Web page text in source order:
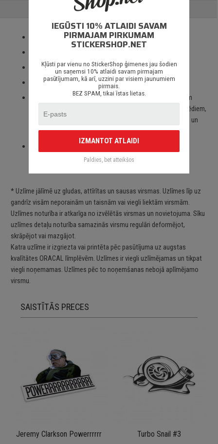
ATSAUKSMES
Izmantotas tikai augstas kvalitātes ORACAL līmplēves;
3 – 5 gadu līmplēves noturība *;
Spēcīgs līmes slānis;
Paredzēts priekš auto stikliem, virsbūves daļām, krāsotām
virsmām, portatīvajiem/stacionārajiem datoriem, velosipēdiem,
motocikliem un motorolleriem, kā arī visām citām gludām un
neporainām virsmām;
Piegāde Latvijā un citviet pasaulē bez jebkādiem
* Uzlīme jālīmē uz gludas, attīrītas un sausas virsmas. Uzlīmes līp uz
gandrīz visām neporainām un taisnām vai viegli liektām virsmām.
Uzlīmes noturība ir atkarīga no izvēlētās virsmas un novietojuma. Sīku
uzlīmes detaļu noturība samazinās virsmu regulāri deformējot,
skrāpējot vai mazgājot.
Katra uzlīme ir izgriezta vai printēta pēc pasūtījuma uz augstas
kvalītātes ORACAL līmplēvēm. Uzlīmes ir viegli uzlīmējamas un tikpat
viegli noņemamas. Uzlīmes pēc to noņemšanas nebojā aplīmējamo
virsmu.
SAISTĪTĀS PRECES
Jeremy Clarkson Powerrrrrr Turbo Snail #3
IEGŪSTI 10% ATLAIDI SAVAM
PIRMAJAM PIRKUMAM
STICKERSHOP.NET
Kļūsti par vienu no StickerShop ģimenes jau šodien
un saņemsi 10% atlaidi savam pirmajam
pasūtījumam, kā arī, uzzini par visiem jaunumiem
pirmais.
BEZ SPAM, tikai īstas lietas.
IZMANTOT ATLAIDI
Paldies, bet atteikšos